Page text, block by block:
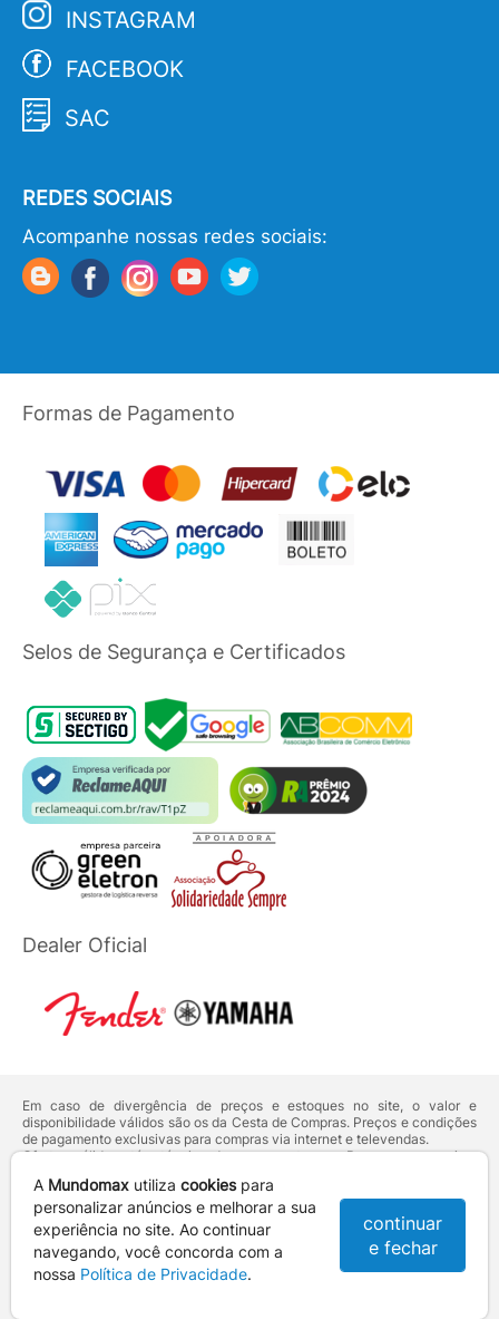
INSTAGRAM
FACEBOOK
SAC
REDES SOCIAIS
Acompanhe nossas redes sociais:
Formas de Pagamento
Selos de Segurança e Certificados
Dealer Oficial
Em caso de divergência de preços e estoques no site, o valor e
disponibilidade válidos são os da Cesta de Compras. Preços e condições
de pagamento exclusivas para compras via internet e televendas.
Ofertas válidas até o término de nossos estoques. Para compras acima
deVenda Corporativa.
Os preços apresentados no site prevalecem sobre outros anunciados em
qualquer outro meio de comunicação ou sites de buscas. Código de
Defesa do Consumidor:Lei nº 8.078.
Vendas sujeitas à confirmação de dados e análises de crédito e risco.
A Mundomax utiliza cookiespara
personalizar anúncios e melhorar a sua
experiência no site. Ao continuar
navegando, você concorda com a
nossa Política de Privacidade.
continuar
e fechar